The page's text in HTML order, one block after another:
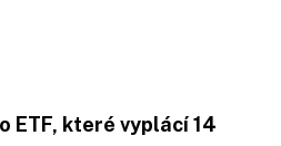
ETF, které vyplácí 14